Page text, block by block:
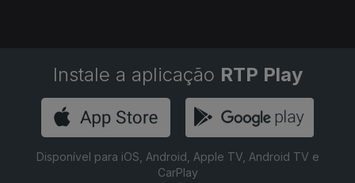
Instale a aplicação RTP Play
Disponível para iOS, Android, Apple TV, Android TV e
CarPlay